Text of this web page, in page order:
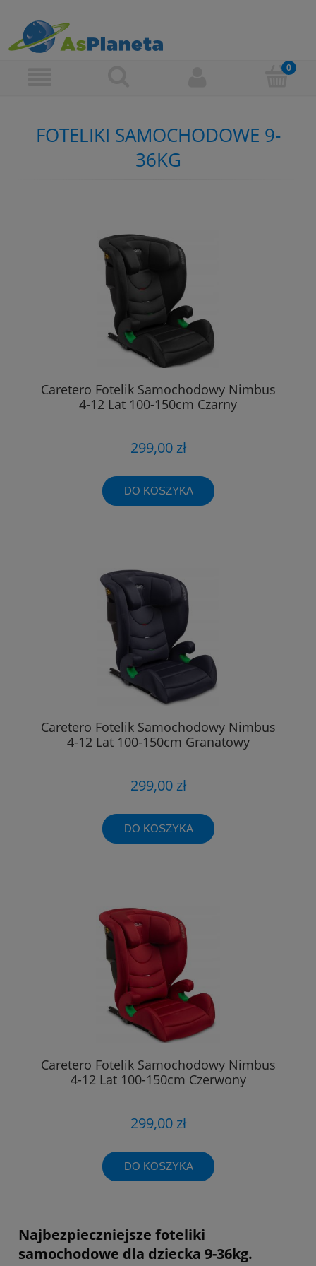
FOTELIKI SAMOCHODOWE 9-
36KG
Caretero Fotelik Samochodowy Nimbus
4-12 Lat 100-150cm Czarny
299,00 zł
DO KOSZYKA
Caretero Fotelik Samochodowy Nimbus
4-12 Lat 100-150cm Granatowy
299,00 zł
DO KOSZYKA
Caretero Fotelik Samochodowy Nimbus
4-12 Lat 100-150cm Czerwony
299,00 zł
DO KOSZYKA
Najbezpieczniejsze foteliki
samochodowe dla dziecka 9-36kg.